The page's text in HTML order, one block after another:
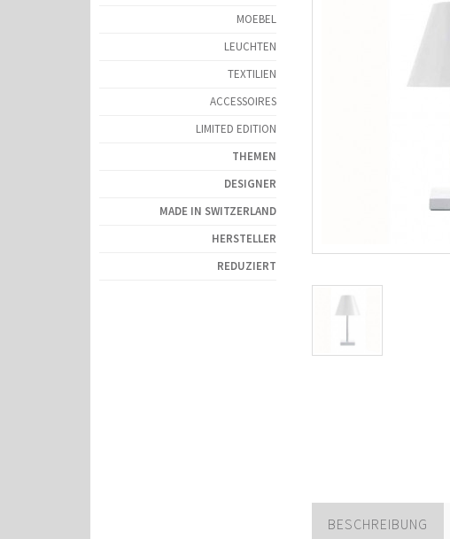
MOEBEL
LEUCHTEN
TEXTILIEN
ACCESSOIRES
LIMITED EDITION
THEMEN
DESIGNER
MADE IN SWITZERLAND
HERSTELLER
REDUZIERT
BESCHREIBUNG